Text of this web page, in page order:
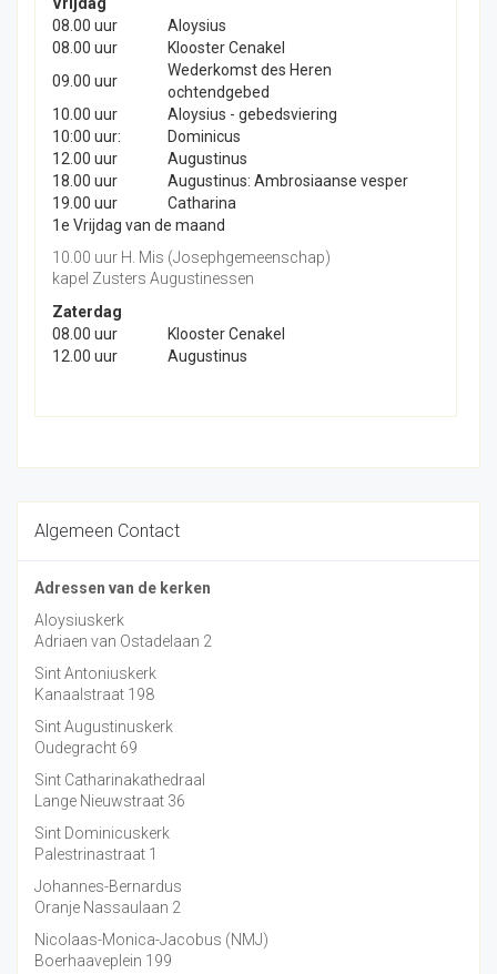
08.00 uur
Aloysius
08.00 uur
Klooster Cenakel
09.00 uur
Wederkomst des Heren
ochtendgebed
10.00 uur
Aloysius - gebedsviering
10:00 uur:
Dominicus
12.00 uur
Augustinus
18.00 uur
Augustinus: Ambrosiaanse vesper
19.00 uur
Catharina
1e Vrijdag van de maand
10.00 uur H. Mis (Josephgemeenschap)
kapel Zusters Augustinessen
Zaterdag
08.00 uur
Klooster Cenakel
12.00 uur
Augustinus
Algemeen Contact
Adressen van de kerken
Aloysiuskerk
Adriaen van Ostadelaan 2
Sint Antoniuskerk
Kanaalstraat 198
Sint Augustinuskerk
Oudegracht 69
Sint Catharinakathedraal
Lange Nieuwstraat 36
Sint Dominicuskerk
Palestrinastraat 1
Johannes-Bernardus
Oranje Nassaulaan 2
Nicolaas-Monica-Jacobus (NMJ)
Boerhaaveplein 199